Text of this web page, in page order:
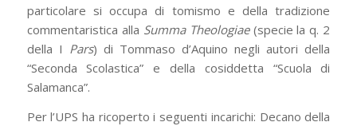
particolare si occupa di tomismo e della tradizione
commentaristica alla Summa Theologiae(specie la q. 2
della I Pars) di Tommaso d’Aquino negli autori della
“Seconda Scolastica” e della cosiddetta “Scuola di
Salamanca”.
Per l’UPS ha ricoperto i seguenti incarichi: Decano della